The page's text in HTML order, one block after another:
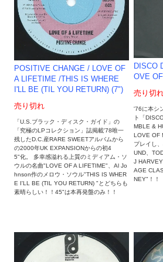
POSITIVE CHANGE / LOVE OF
A LIFETIME /THIS IS WHERE
I'LL BE (TIL YOU RETURN) (7")
売り切れ
「U.S.ブラック・ディスク・ガイド」の
「究極のLPコレクション」誌掲載'78唯一
残したD.C.産RARE SWEETアルバムから
の2000年UK EXPANSIONからの初4
5"化。 多幸感溢れる上質のミディアム・ソ
ウルの名曲"LOVE OF A LIFETIME"、Al Jo
hnson作のメロウ・ソウル"THIS IS WHER
E I'LL BE (TIL YOU RETURN) "とどちらも
素晴らしい！！45"は本再発盤のみ！！
DISCO
OVE
売り切
'76に本シ
ト「
MBLE &
LOVE OF
プレイし
UND、
J
AGE
NEY"！！